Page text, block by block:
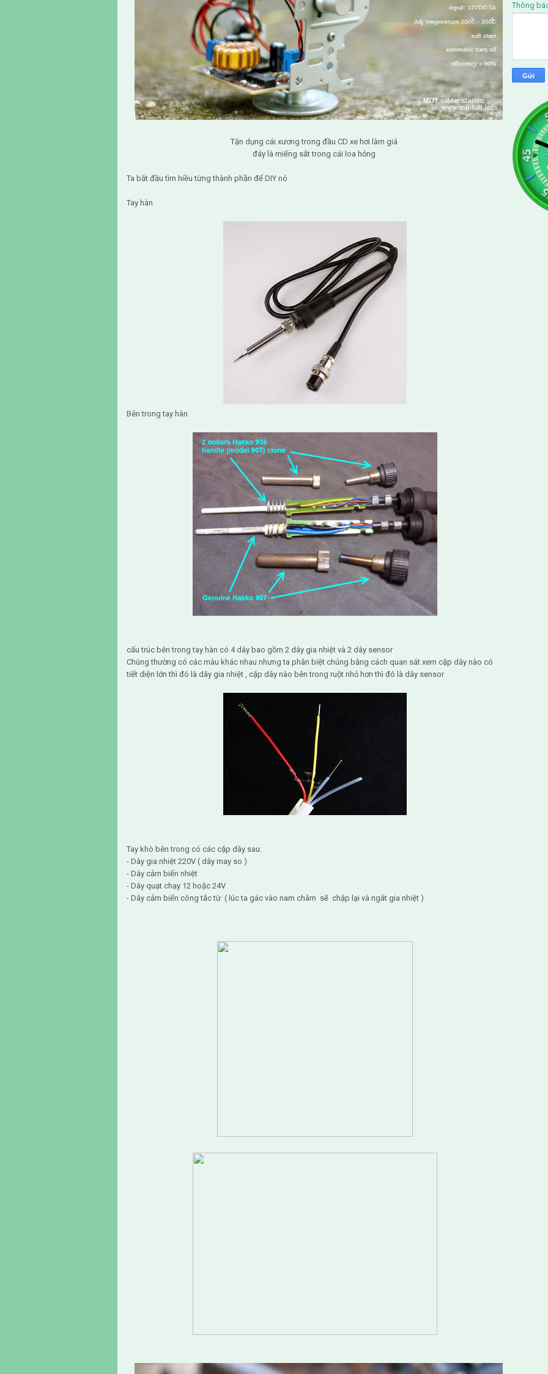
Tận dụng cái xương trong đầu CD xe hơi làm giá
đáy là miếng sắt trong cái loa hỏng
Ta bắt đầu tìm hiều từng thành phần để DIY nó
Tay hàn
Bên trong tay hàn
cấu trúc bên trong tay hàn có 4 dây bao gồm 2 dây gia nhiệt và 2 dây sensor
Chúng thường có các màu khác nhau nhưng ta phân biệt chúng bằng cách quan sát xem cặp dây nào có
tiết diện lớn thì đó là dây gia nhiệt , cặp dây nào bên trong ruột nhỏ hơn thì đó là dây sensor
Tay khò bên trong có các cặp dây sau:
- Dây gia nhiệt 220V ( dây may so )
- Dây cảm biến nhiệt
- Dây quạt chạy 12 hoặc 24V
- Dây cảm biến công tắc từ ( lúc ta gác vào nam châm sẽ chập lại và ngắt gia nhiệt )
Thông